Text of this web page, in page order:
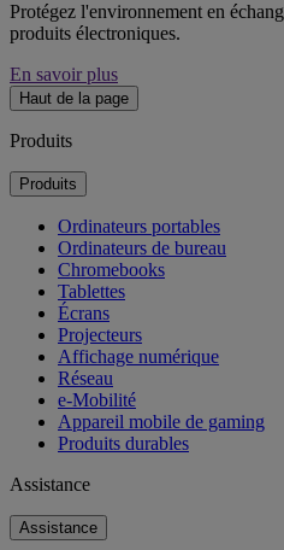
Protégez l'environnement en
produits électroniques.
En savoir plus
Haut de la page
Produits
Produits
Ordinateurs portables
Ordinateurs de bureau
Chromebooks
Tablettes
Écrans
Projecteurs
Affichage numérique
Réseau
e-Mobilité
Appareil mobile de gaming
Produits durables
Assistance
Assistance